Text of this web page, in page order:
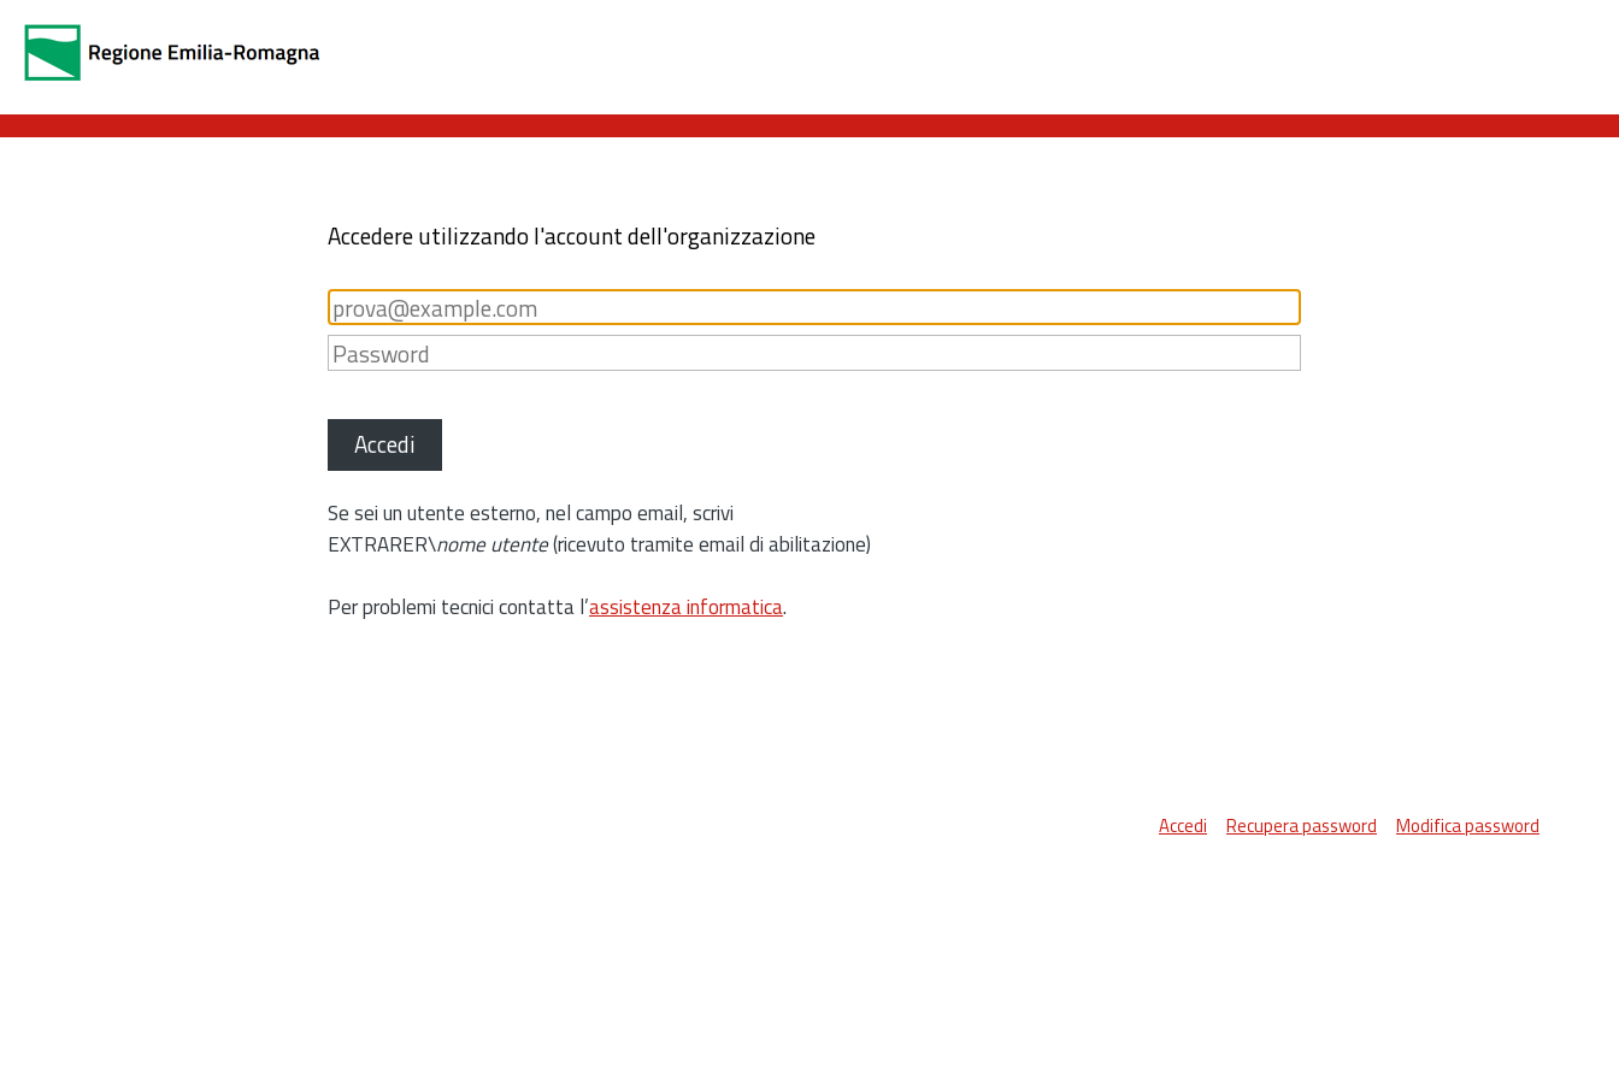
Accedere utilizzando l'account dell'organizzazione
Accedi
Se sei un utente esterno, nel campo email, scrivi
EXTRARER\nome utente(ricevuto tramite email di abilitazione)
Per problemi tecnici contatta l’assistenza informatica.
Accedi Recupera password Modifica password